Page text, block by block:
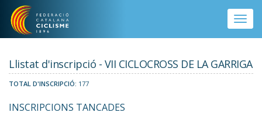
Vés al contingut
Toggle
Llistat d'inscripció - VII CICLOCROSS DE LA GARRIGA
TOTAL D'INSCRIPCIÓ: 177
INSCRIPCIONS TANCADES